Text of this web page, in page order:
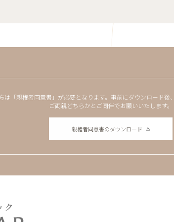
は「親権者同意書」が必要となります。 事前にダウンロード後
ご両親どちらかとご同伴でお願いいたします。
親権者同意書のダウンロード